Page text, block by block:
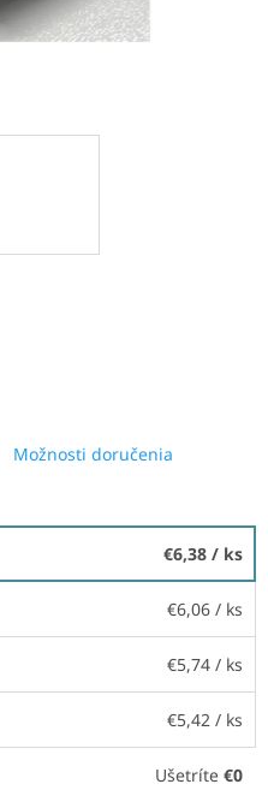
Možnosti doručenia
€6,38 / ks
€6,06 / ks
€5,74 / ks
€5,42 / ks
Ušetríte €0